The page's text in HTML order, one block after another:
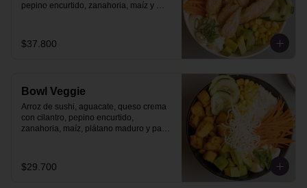
pepino encurtido, zanahoria, maíz y
$37.800
Bowl Veggie
Arroz de sushi, aguacate, queso crema
con cilantro, pepino encurtido,
zanahoria, maíz, plátano maduro y pasta
$29.700